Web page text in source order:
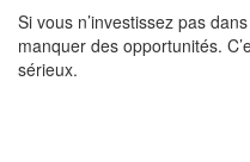
Si vous n’investissez pas
manquer des opportunités.
sérieux.